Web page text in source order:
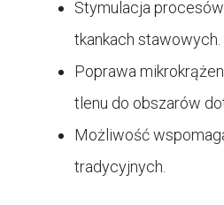
Stymulacja
tkankach stawowych.
Poprawa
tlenu do obszarów
Możliwość
tradycyjnych.